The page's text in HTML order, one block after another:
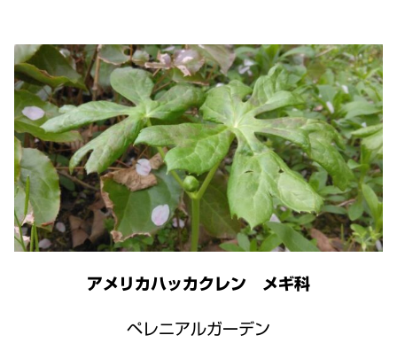
アメリカハッカクレン メギ科
ペレニアルガーデン